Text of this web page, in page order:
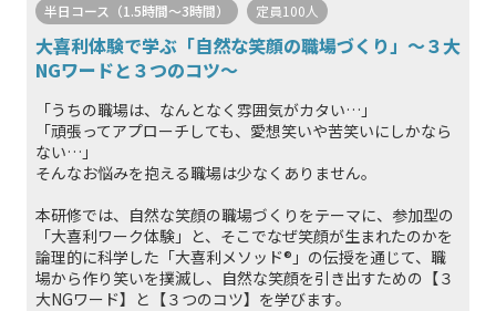
半日コース（1.5時間～3時間） 定員100人
大喜利体験で学ぶ「自然な笑顔の職場づくり」〜３大
NGワードと３つのコツ〜
「うちの職場は、なんとなく雰囲気がカタい…」
「頑張ってアプローチしても、愛想笑いや苦笑いにしかなら
ない…」
そんなお悩みを抱える職場は少なくありません。
本研修では、自然な笑顔の職場づくりをテーマに、参加型の
「大喜利ワーク体験」と、そこでなぜ笑顔が生まれたのかを
論理的に科学した「大喜利メソッド®」の伝授を通じて、職
場から作り笑いを撲滅し、自然な笑顔を引き出すための【３
大NGワード】と【３つのコツ】を学びます。